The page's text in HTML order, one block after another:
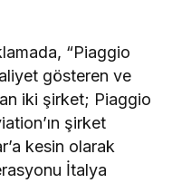
“Piaggio
gösteren ve
iki şirket; Piaggio
şirket
kesin olarak
İtalya